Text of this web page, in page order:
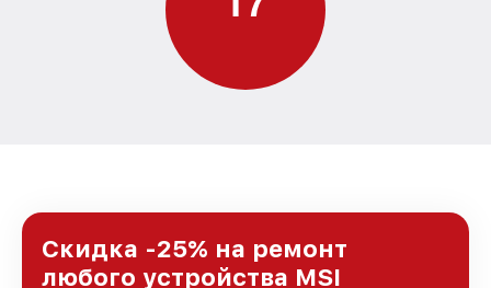
Скидка -25% на ремонт
любого устройства MSI